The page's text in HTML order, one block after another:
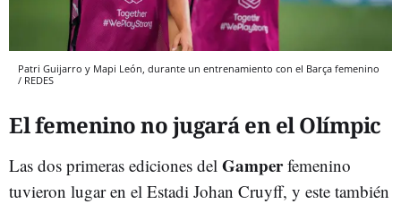
Patri Guijarro y Mapi León, durante un entrenamiento con el Barça femenino
/ REDES
El femenino no jugará en el Olímpic
Las dos primeras ediciones del Gamperfemenino
tuvieron lugar en el Estadi Johan Cruyff, y este también